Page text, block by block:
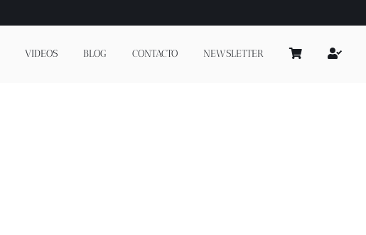
VIDEOS BLOG CONTACTO NEWSLETTER